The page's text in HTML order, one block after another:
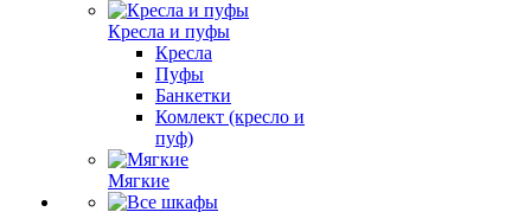
Кресла и пуфы
Кресла
Пуфы
Банкетки
Комлект (кресло и
пуф)
Мягкие